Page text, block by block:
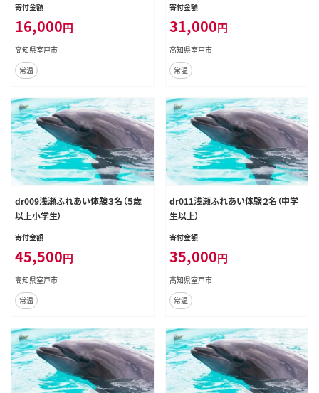
寄付金額
16,000円
高知県室戸市
常温
寄付金額
31,000円
高知県室戸市
常温
dr009浅瀬ふれあい体験３名（５歳
以上小学生）
寄付金額
45,500円
高知県室戸市
常温
dr011浅瀬ふれあい体験２名（中学
生以上）
寄付金額
35,000円
高知県室戸市
常温